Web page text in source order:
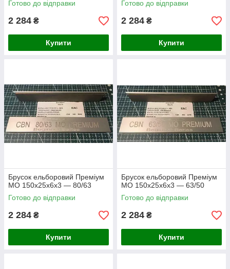
Готово до відправки
2 284 ₴
Купити
Готово до відправки
2 284 ₴
Купити
Брусок ельборовий Преміум
МО 150х25х6х3 — 80/63
Готово до відправки
2 284 ₴
Купити
Брусок ельборовий Преміум
МО 150х25х6х3 — 63/50
Готово до відправки
2 284 ₴
Купити